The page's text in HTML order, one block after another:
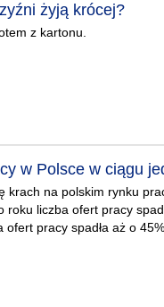
żyją krócej?
z kartonu.
w Polsce w ciągu
krach na polskim rynku
roku liczba ofert pracy
ofert pracy spadła aż o 45%.